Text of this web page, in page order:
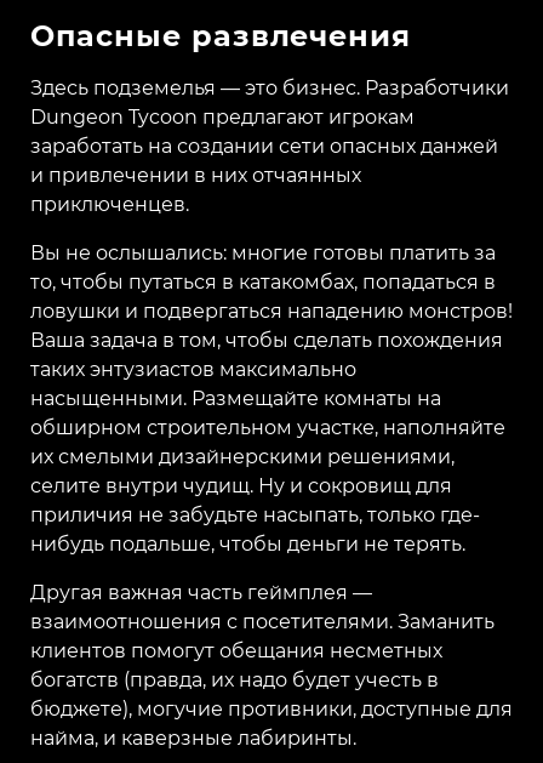
Опасные развлечения
Здесь подземелья — это бизнес. Разработчики
Dungeon Tycoon предлагают игрокам
заработать на создании сети опасных данжей
и привлечении в них отчаянных
приключенцев.
Вы не ослышались: многие готовы платить за
то, чтобы путаться в катакомбах, попадаться в
ловушки и подвергаться нападению монстров!
Ваша задача в том, чтобы сделать похождения
таких энтузиастов максимально
насыщенными. Размещайте комнаты на
обширном строительном участке, наполняйте
их смелыми дизайнерскими решениями,
селите внутри чудищ. Ну и сокровищ для
приличия не забудьте насыпать, только где-
нибудь подальше, чтобы деньги не терять.
Другая важная часть геймплея —
взаимоотношения с посетителями. Заманить
клиентов помогут обещания несметных
богатств (правда, их надо будет учесть в
бюджете), могучие противники, доступные для
найма, и каверзные лабиринты.